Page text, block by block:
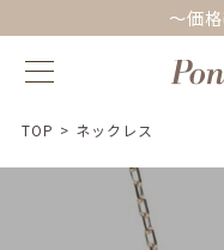
～価
TOP > ネックレス